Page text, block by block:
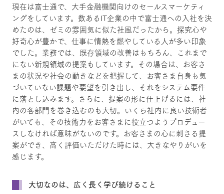
現在は富士通で、大手金融機関向けのセールスマーケティ
ングをしています。数あるIT企業の中で富士通への入社を決
めたのは、ゼミの雰囲気に似た社風だったから。探究心や
好奇心が豊かで、仕事に情熱を燃やしている人が多い印象
でした。業務では、既存領域の改善はもちろん、これまで
にない新規領域の提案もしています。その場合は、お客さ
まの状況や社会の動きなどを把握して、お客さま自身も気
づいていない課題や要望を引き出し、それをシステム要件
に落とし込みます。さらに、提案の形に仕上げるには、社
内の各部門を巻き込むのも大切。いくら社内に良い技術者
がいても、その技術力をお客さまに役立つようプロデュー
スしなければ意味がないのです。お客さまの心に刺さる提
案ができ、高く評価いただけた時には、大きなやりがいを
感じます。
大切なのは、広く長く学び続けること